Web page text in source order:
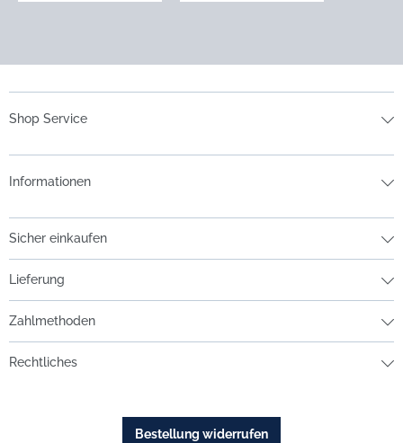
Shop Service
Informationen
Sicher einkaufen
Lieferung
Zahlmethoden
Rechtliches
Bestellung widerrufen